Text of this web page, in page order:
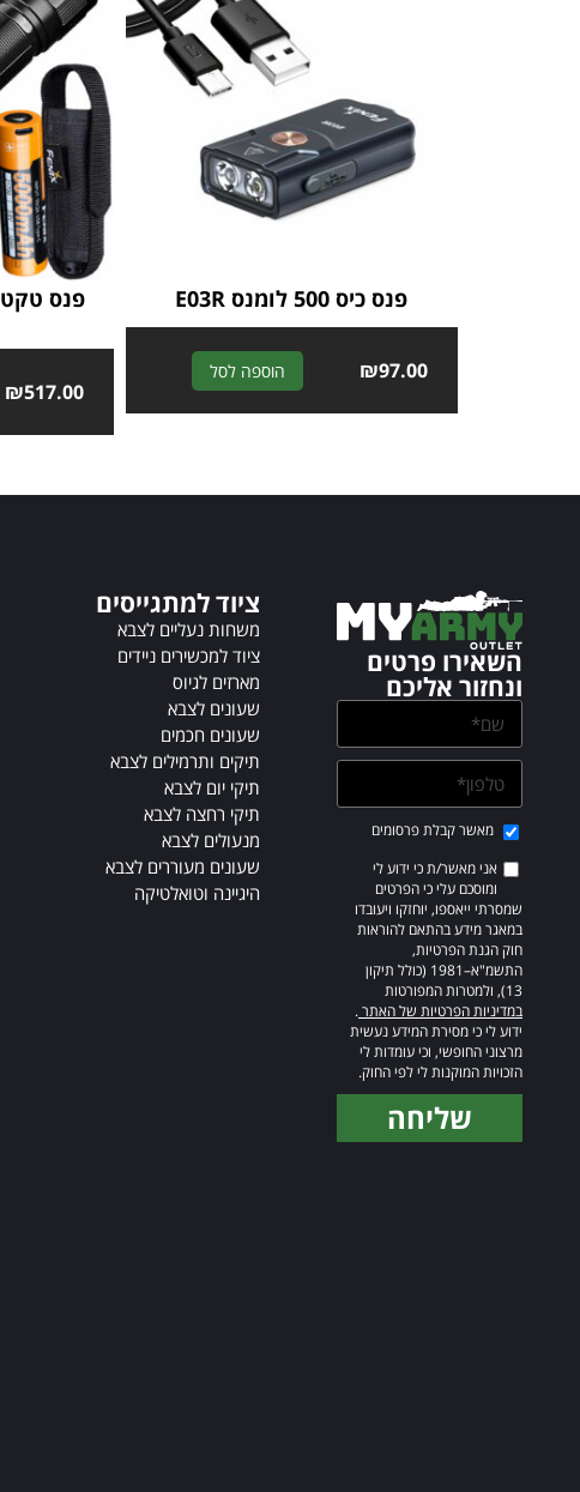
פנס כיס 500 לומנס E03R
₪97.00 הוספה לסל
l
t
n
v
e
:
₪517.00
השאירו פרטים
ונחזור אליכם
מאשר קבלת פרסומים
אני מאשר/ת כי ידוע לי
ומוסכם עלי כי הפרטים
שמסרתי ייאספו, יוחזקו ויעובדו
במאגר מידע בהתאם להוראות
חוק הגנת הפרטיות,
התשמ"א–1981 (כולל תיקון
13), ולמטרות המפורטות
במדיניות הפרטיות של האתר.
ידוע לי כי מסירת המידע נעשית
מרצוני החופשי, וכי עומדות לי
הזכויות המוקנות לי לפי החוק.
שליחה
ציוד למתגייסים
משחות נעליים לצבא
ציוד למכשירים ניידים
מארזים לגיוס
שעונים לצבא
שעונים חכמים
תיקים ותרמילים לצבא
תיקי יום לצבא
תיקי רחצה לצבא
מנעולים לצבא
שעונים מעוררים לצבא
היגיינה וטואלטיקה